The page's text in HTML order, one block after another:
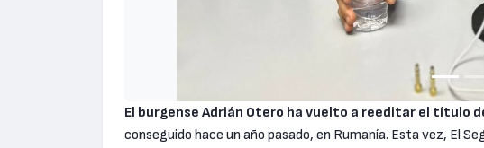
El burgense Adrián Otero ha vuelto a reeditar el título
conseguido hace un año pasado, en Rumanía. Esta vez, El